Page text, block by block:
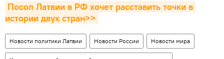
Посол Латвии в РФ хочет расставить точки в
истории двух стран>>
Новости политики Латвии Новости России Новости мира